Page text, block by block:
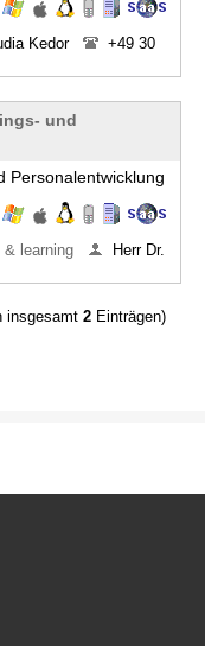
Kedor
+49 30
und
Personalentwicklung
learning
Herr Dr.
insgesamt 2Einträgen)